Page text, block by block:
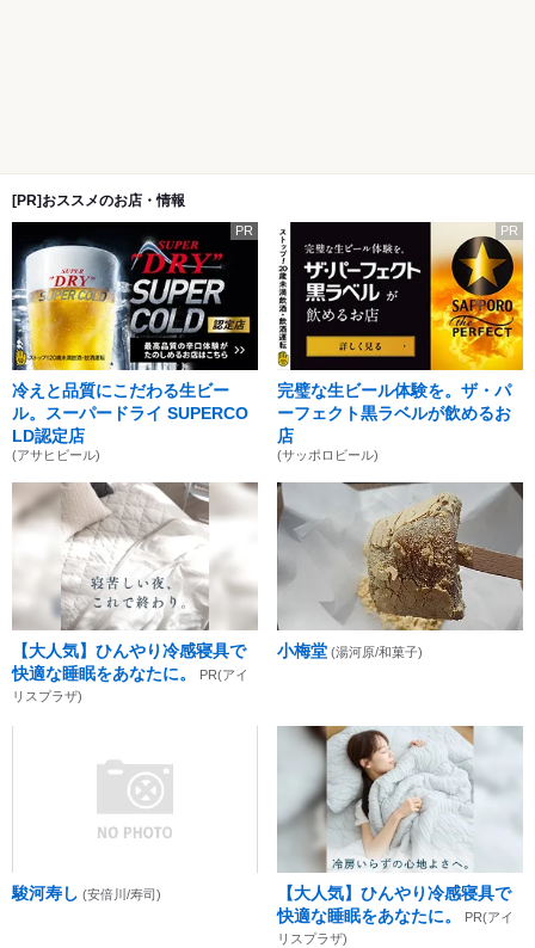
[PR]おススメのお店・情報
PR
冷えと品質にこだわる生ビー
ル。スーパードライ SUPERCO
LD認定店
(アサヒビール)
PR
完璧な生ビール体験を。ザ・パ
ーフェクト黒ラベルが飲めるお
店
(サッポロビール)
【大人気】ひんやり冷感寝具で
快適な睡眠をあなたに。
PR(アイ
リスプラザ)
小梅堂 (湯河原/和菓子)
駿河寿し (安倍川/寿司)
【大人気】ひんやり冷感寝具で
快適な睡眠をあなたに。
PR(アイ
リスプラザ)